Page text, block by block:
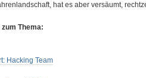
hat es aber versäumt,
Thema:
Hacking Team